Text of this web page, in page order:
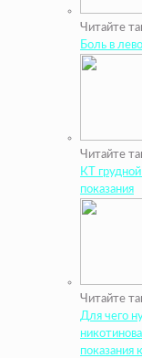
Читайте
Боль в
Читайте
КТ
показания
Читайте
Для чего
показания